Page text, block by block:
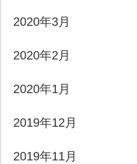
2020年3月
2020年2月
2020年1月
2019年12月
2019年11月